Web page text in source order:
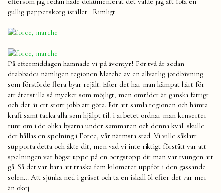
gullig papperskorg istället. Rimligt.
På eftermiddagen hamnade vi på äventyr! För två år sedan
drabbades nämligen regionen Marche av en allvarlig jordbävning
som förstörde flera byar rejält. Efter det har man kämpat hårt för
att återställa så mycket som möjligt, men området är ganska fattigt
och det är ett stort jobb att göra. För att samla regionen och hämta
kraft samt tacka alla som hjälpt till i arbetet ordnar man konserter
runt om i de olika byarna under sommaren och denna kväll skulle
det hållas en spelning i Force, vår närmsta stad. Vi ville såklart
supporta detta och åkte dit, men vad vi inte riktigt förstått var att
spelningen var högst uppe på en bergstopp dit man var tvungen att
gå. Så det var bara att traska fem kilometer uppför i den gassande
solen… Att sjunka ned i gräset och ta en iskall öl efter det var mer
än okej.